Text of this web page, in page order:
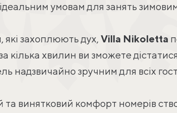
умовам для занять
захоплюють дух, Villa Nikoletta
кілька хвилин ви зможете
надзвичайно зручним для всіх
та винятковий комфорт номерів